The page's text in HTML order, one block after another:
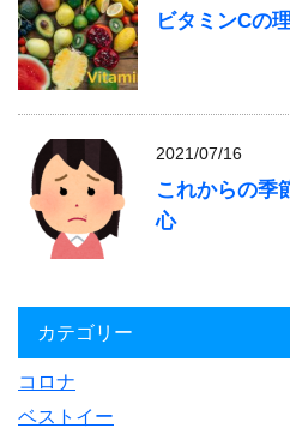
ビタミンCの
2021/07/16
これからの季
心
カテゴリー
コロナ
ベストイー